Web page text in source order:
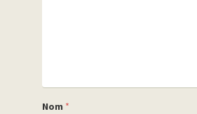
Nom *